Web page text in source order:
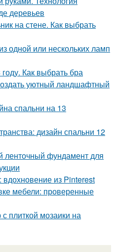
деревьев
на стене. Как выбрать
одной или нескольких ламп
Как выбрать бра
уютный ландшафтный
спальни на 13
дизайн спальни 12
ленточный фундамент для
из Pinterest
мебели: проверенные
плиткой мозаики на